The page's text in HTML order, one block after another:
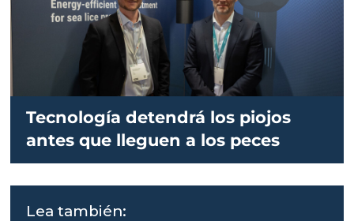
Tecnología detendrá los piojos
antes que lleguen a los peces
Lea también: